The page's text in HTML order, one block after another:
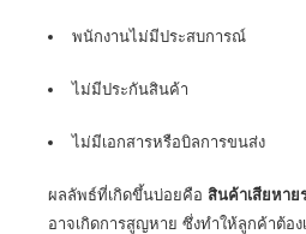
พนักงานไม่มีประสบการณ์
ไม่มีประกันสินค้า
ไม่มีเอกสารหรือบิลการขนส่ง
ผลลัพธ์ที่เกิดขึ้นบ่อยคือ สินค้าเสียหาย
อาจเกิดการสูญหาย ซึ่งทำให้ลูกค้าต้อ